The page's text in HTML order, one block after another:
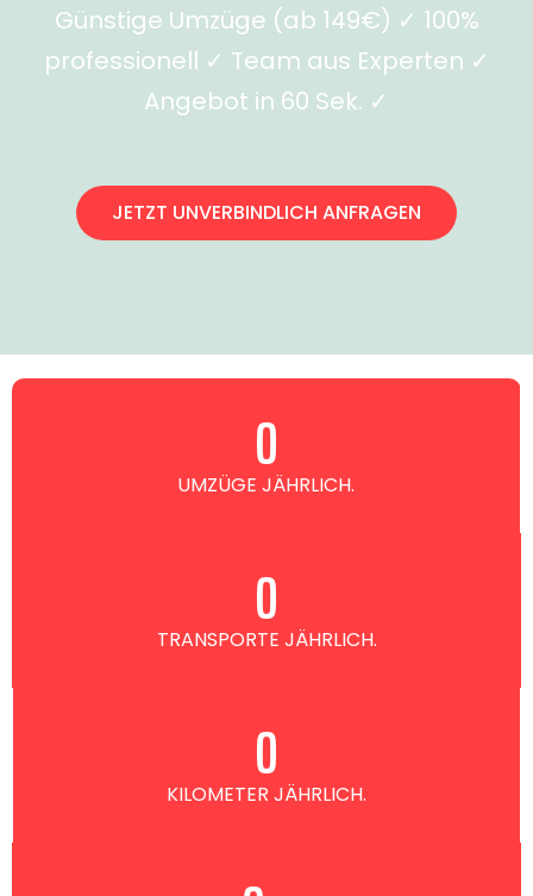
Günstige Umzüge (ab 149€) ✓ 100%
professionell ✓ Team aus Experten ✓
Angebot in 60 Sek. ✓
JETZT UNVERBINDLICH ANFRAGEN
UMZÜGE JÄHRLICH.
0
TRANSPORTE JÄHRLICH.
0
KILOMETER JÄHRLICH.
0